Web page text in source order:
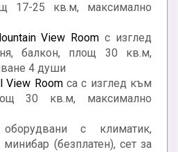
17-25 кв.м, максимално
View Room с изглед
балкон, площ 30 кв.м,
4 души
View Roomса с изглед към
30 кв.м, максимално
с климатик,
(безплатен), сет за